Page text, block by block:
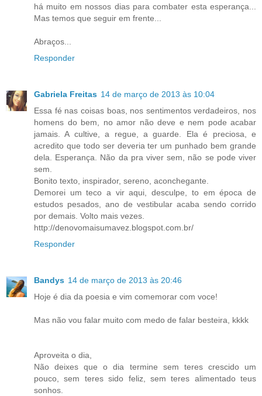
há muito em nossos dias para combater esta esperança...
Mas temos que seguir em frente...
Abraços...
Responder
Gabriela Freitas 14 de março de 2013 às 10:04
Essa fé nas coisas boas, nos sentimentos verdadeiros, nos
homens do bem, no amor não deve e nem pode acabar
jamais. A cultive, a regue, a guarde. Ela é preciosa, e
acredito que todo ser deveria ter um punhado bem grande
dela. Esperança. Não da pra viver sem, não se pode viver
sem.
Bonito texto, inspirador, sereno, aconchegante.
Demorei um teco a vir aqui, desculpe, to em época de
estudos pesados, ano de vestibular acaba sendo corrido
por demais. Volto mais vezes.
http://denovomaisumavez.blogspot.com.br/
Responder
Bandys 14 de março de 2013 às 20:46
Hoje é dia da poesia e vim comemorar com voce!
Mas não vou falar muito com medo de falar besteira, kkkk
Aproveita o dia,
Não deixes que o dia termine sem teres crescido um
pouco, sem teres sido feliz, sem teres alimentado teus
sonhos.